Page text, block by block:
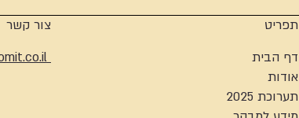
תפריט
דף הבית
אודות
תערוכת 2025
צור קשר
info@edutmekomit.co.il